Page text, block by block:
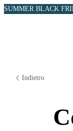
SUMMER BLACK
Indietro